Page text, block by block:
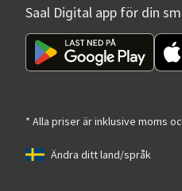
Saal Digital app för din
* Alla priser är inklusive moms
Ändra ditt land/språk